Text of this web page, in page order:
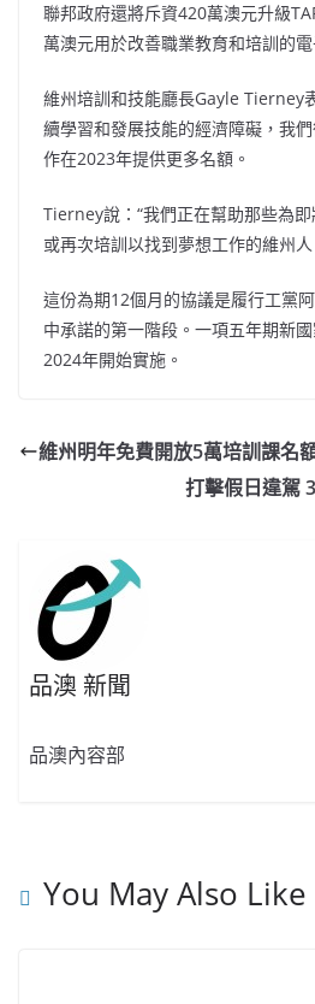
聯邦政府還將斥資420萬澳元升級
萬澳元用於改善職業教育和培訓的電
維州培訓和技能廳長Gayle Tierney
續學習和發展技能的經濟障礙，我
作在2023年提供更多名額。
Tierney說：“我們正在幫助那些為
或再次培訓以找到夢想工作的維州人
這份為期12個月的協議是履行工黨
中承諾的第一階段。一項五年期新
2024年開始實施。
維州明年免費開放5萬培訓課名
打擊假日違駕
品澳 新聞
品澳內容部
You May Also Like